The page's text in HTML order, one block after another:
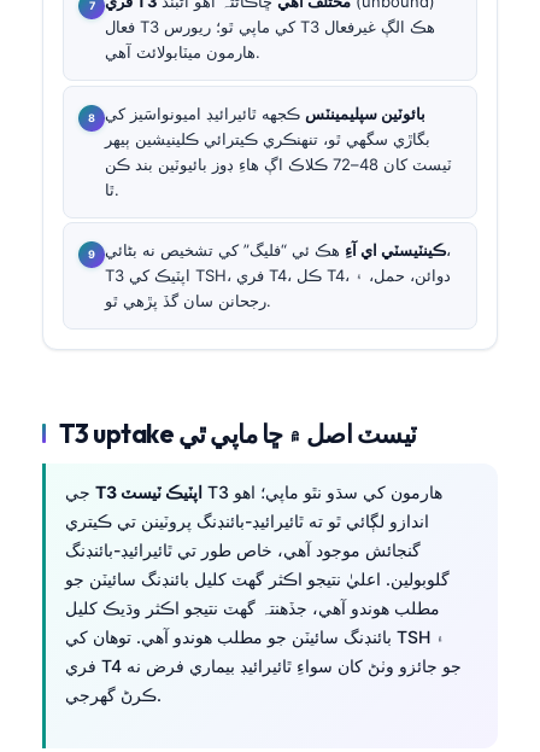
فعال T3 کي ماپي ٿو؛ ريورس T3 هڪ الڳ غيرفعال
هارمون ميٽابولائٽ آهي.
بائوٽين سپليمينٽس ڪجهه ٿائيرائيڊ اميونواسَيز کي
بگاڙي سگهي ٿو، تنهنڪري ڪيترائي ڪلينيشين ٻيهر
ٽيسٽ کان 48–72 ڪلاڪ اڳ هاءِ ڊوز بائيوٽين بند ڪن
ٿا.
ڪينٽيسٽي اي آءِ هڪ ئي “فليگ” کي تشخيص نه بڻائي،
T3 اپٽيڪ کي TSH، فري T4، ڪل T4، دوائن، حمل، ۽
رجحانن سان گڏ پڙهي ٿو.
T3 uptake ٽيسٽ اصل ۾ ڇا ماپي ٿي
T3 اپٽيڪ ٽيسٽ T3 هارمون کي سڌو نٿو ماپي؛ اهو
اندازو لڳائي ٿو ته ٿائيرائيڊ-بائنڊنگ پروٽينن تي ڪيتري
گنجائش موجود آهي، خاص طور تي ٿائيرائيڊ-بائنڊنگ
گلوبولين. اعليٰ نتيجو اڪثر گهٽ کليل بائنڊنگ سائيٽن جو
مطلب هوندو آهي، جڏهن⁠تہ گهٽ نتيجو اڪثر وڌيڪ کليل
بائنڊنگ سائيٽن جو مطلب هوندو آهي. توهان کي TSH ۽
فري T4 جو جائزو وٺڻ کان سواءِ ٿائيرائيڊ بيماري فرض نه
ڪرڻ گهرجي.